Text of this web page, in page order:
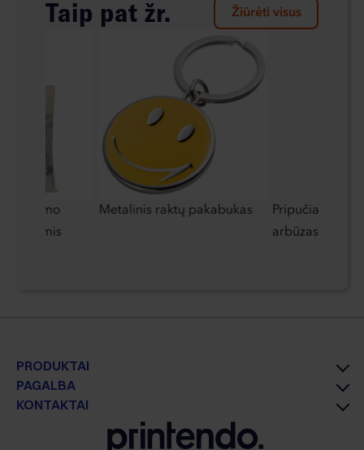
Taip pat žr. Žiūrėti visus
Metalinis raktų pakabukas
Pripučiamas
arbūzas
PRODUKTAI
PAGALBA
KONTAKTAI